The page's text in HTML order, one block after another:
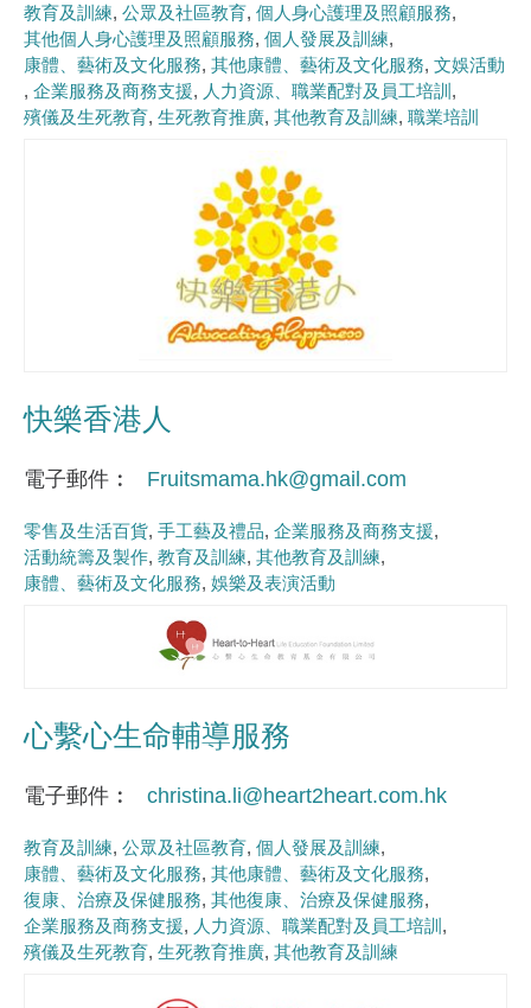
教育及訓練 公眾及社區教育 個人身心護理及照顧服務
其他個人身心護理及照顧服務 個人發展及訓練
康體、藝術及文化服務 其他康體、藝術及文化服務 文娛活動
企業服務及商務支援
人力資源、職業配對及員工培訓
殯儀及生死教育 生死教育推廣 其他教育及訓練 職業培訓
快樂香港人
電子郵件 Fruitsmama.hk@gmail.com
零售及生活百貨 手工藝及禮品 企業服務及商務支援
活動統籌及製作 教育及訓練 其他教育及訓練
康體、藝術及文化服務 娛樂及表演活動
心繫心生命輔導服務
電子郵件 christina.li@heart2heart.com.hk
教育及訓練 公眾及社區教育 個人發展及訓練
康體、藝術及文化服務 其他康體、藝術及文化服務
復康、治療及保健服務 其他復康、治療及保健服務
企業服務及商務支援
人力資源、職業配對及員工培訓
殯儀及生死教育 生死教育推廣 其他教育及訓練